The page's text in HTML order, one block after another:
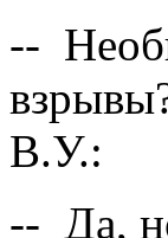
--
В.У.:
-- Да,